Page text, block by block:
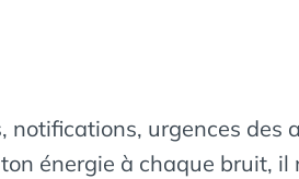
urgences des
énergie à chaque bruit, il